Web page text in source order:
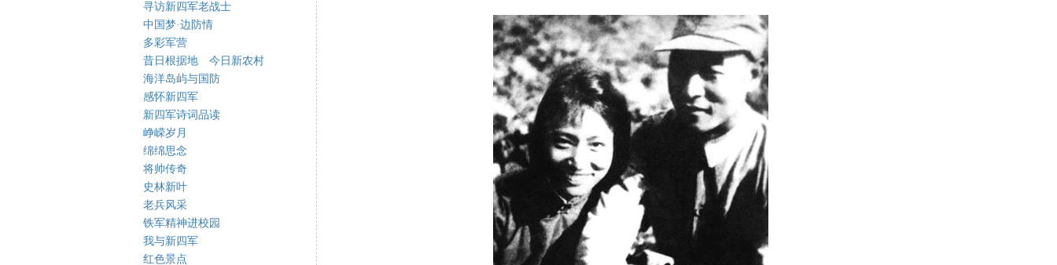
寻访新四军老战士
中国梦·边防情
多彩军营
昔日根据地 今日新农村
海洋岛屿与国防
感怀新四军
新四军诗词品读
峥嵘岁月
绵绵思念
将帅传奇
史林新叶
老兵风采
铁军精神进校园
我与新四军
红色景点